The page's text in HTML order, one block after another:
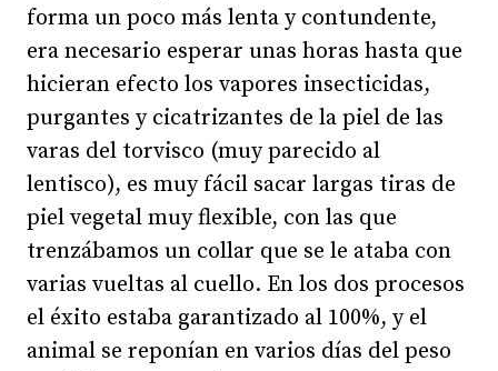
forma un poco más lenta y contundente,
era necesario esperar unas horas hasta que
hicieran efecto los vapores insecticidas,
purgantes y cicatrizantes de la piel de las
varas del torvisco (muy parecido al
lentisco), es muy fácil sacar largas tiras de
piel vegetal muy flexible, con las que
trenzábamos un collar que se le ataba con
varias vueltas al cuello. En los dos procesos
el éxito estaba garantizado al 100%, y el
animal se reponían en varios días del peso